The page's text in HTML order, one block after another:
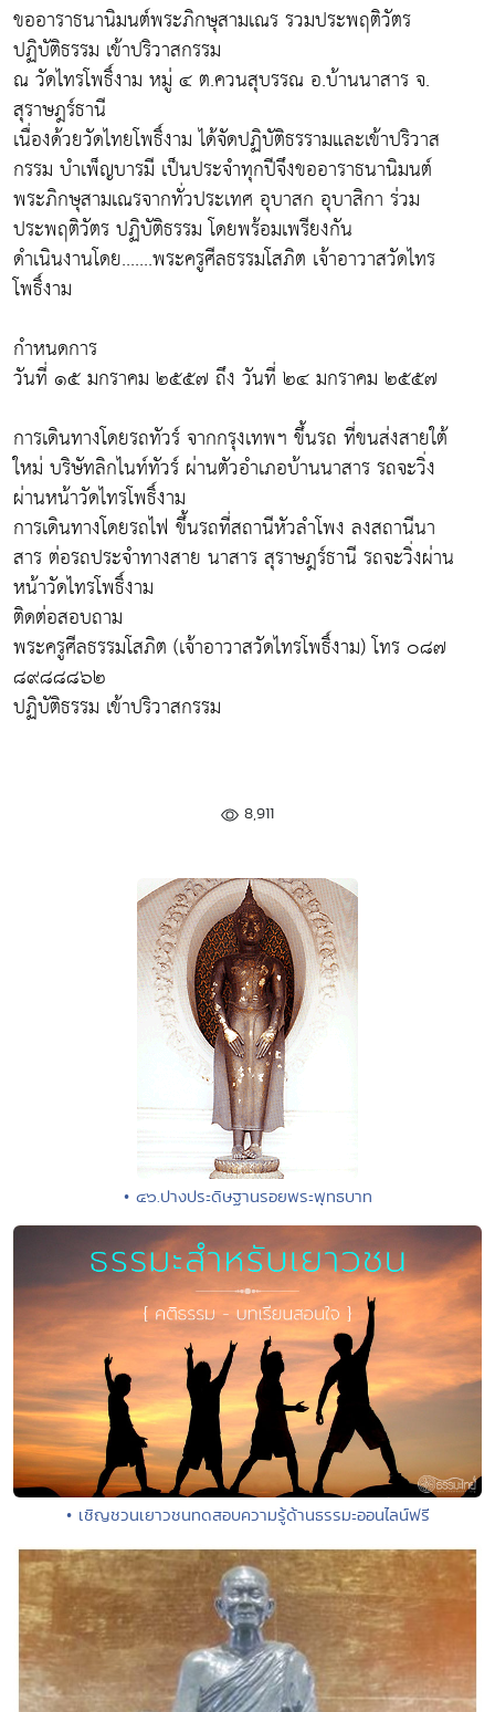
ขออาราธนานิมนต์พระภิกษุสามเณร รวมประพฤติวัตร
ปฏิบัติธรรม เข้าปริวาสกรรม
ณ วัดไทรโพธิ์งาม หมู่ ๔ ต.ควนสุบรรณ อ.บ้านนาสาร จ.
สุราษฎร์ธานี
เนื่องด้วยวัดไทยโพธิ์งาม ได้จัดปฏิบัติธรรามและเข้าปริวาส
กรรม บำเพ็ญบารมี เป็นประจำทุกปีจึงขออาราธนานิมนต์
พระภิกษุสามเณรจากทั่วประเทศ อุบาสก อุบาสิกา ร่วม
ประพฤติวัตร ปฏิบัติธรรม โดยพร้อมเพรียงกัน
ดำเนินงานโดย.......พระครูศีลธรรมโสภิต เจ้าอาวาสวัดไทร
โพธิ์งาม
กำหนดการ
วันที่ ๑๕ มกราคม ๒๕๕๗ ถึง วันที่ ๒๔ มกราคม ๒๕๕๗
การเดินทางโดยรถทัวร์ จากกรุงเทพฯ ขึ้นรถ ที่ขนส่งสายใต้
ใหม่ บริษัทลิกไนท์ทัวร์ ผ่านตัวอำเภอบ้านนาสาร รถจะวิ่ง
ผ่านหน้าวัดไทรโพธิ์งาม
การเดินทางโดยรถไฟ ขึ้นรถที่สถานีหัวลำโพง ลงสถานีนา
สาร ต่อรถประจำทางสาย นาสาร สุราษฎร์ธานี รถจะวิ่งผ่าน
หน้าวัดไทรโพธิ์งาม
ติดต่อสอบถาม
พระครูศีลธรรมโสภิต (เจ้าอาวาสวัดไทรโพธิ์งาม) โทร ๐๘๗
๘๙๘๘๘๖๒
ปฏิบัติธรรม เข้าปริวาสกรรม
8,911
• ๔๖.ปางประดิษฐานรอยพระพุทธบาท
• เชิญชวนเยาวชนทดสอบความรู้ด้านธรรมะออนไลน์ฟรี